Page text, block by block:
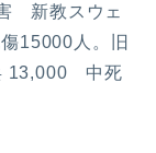
新教スウェ
15000人。旧
13,000 中死